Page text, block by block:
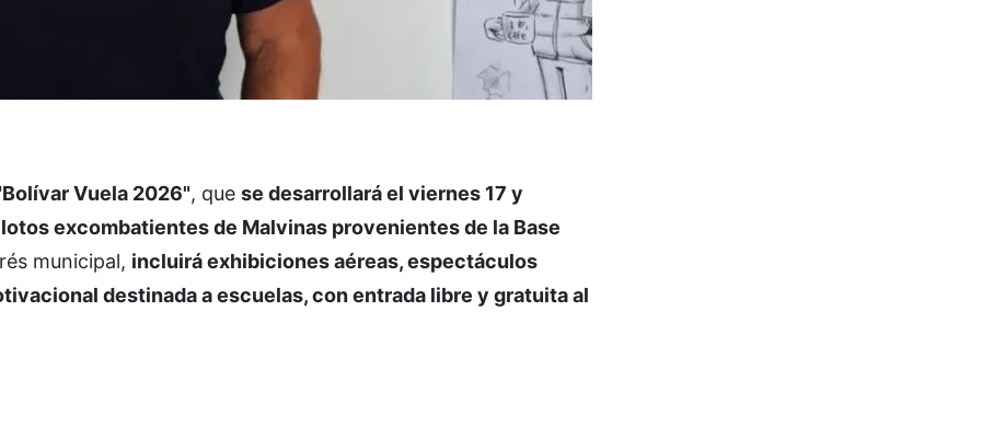
Vuela 2026", que se desarrollará el viernes 17 y
excombatientes de Malvinas provenientes de la Base
municipal, incluirá exhibiciones aéreas, espectáculos
destinada a escuelas, con entrada libre y gratuita al